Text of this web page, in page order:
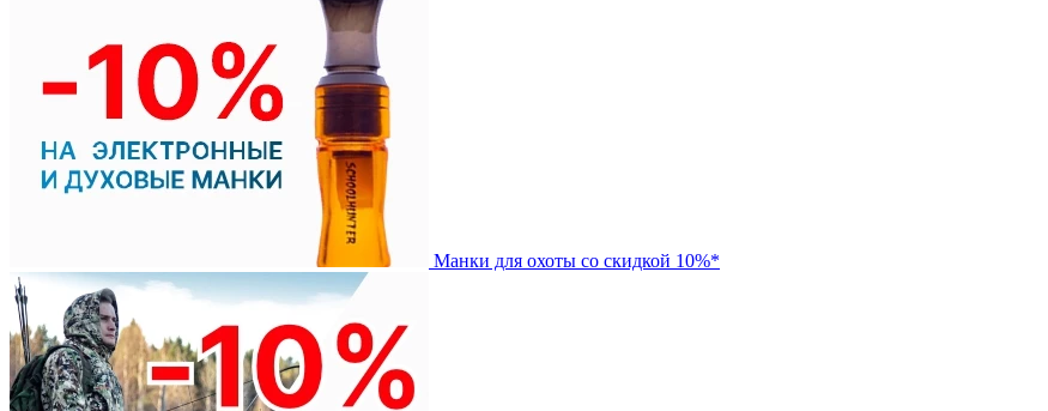
Манки для охоты со скидкой 10%*